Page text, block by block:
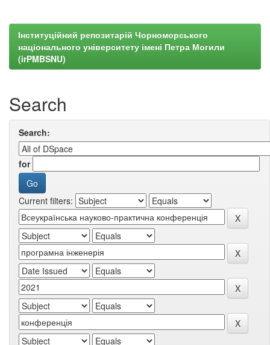
Інституційний репозитарій Чорноморського
національного університету імені Петра Могили
(irPMBSNU)
Search
Search:
for
Current filters: